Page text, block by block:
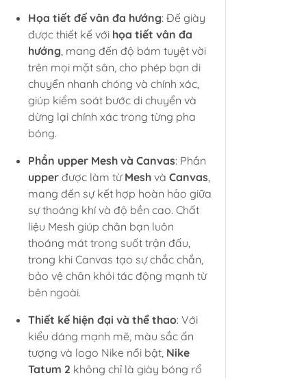
Họa tiết đế vân đa hướng: Đế giày
được thiết kế với họa tiết vân đa
hướng, mang đến độ bám tuyệt vời
trên mọi mặt sân, cho phép bạn di
chuyển nhanh chóng và chính xác,
giúp kiểm soát bước di chuyển và
dừng lại chính xác trong từng pha
bóng.
Phần upper Mesh và Canvas: Phần
upper được làm từ Mesh và Canvas,
mang đến sự kết hợp hoàn hảo giữa
sự thoáng khí và độ bền cao. Chất
liệu Mesh giúp chân bạn luôn
thoáng mát trong suốt trận đấu,
trong khi Canvas tạo sự chắc chắn,
bảo vệ chân khỏi tác động mạnh từ
bên ngoài.
Thiết kế hiện đại và thể thao: Với
kiểu dáng mạnh mẽ, màu sắc ấn
tượng và logo Nike nổi bật, Nike
Tatum 2 không chỉ là giày bóng rổ